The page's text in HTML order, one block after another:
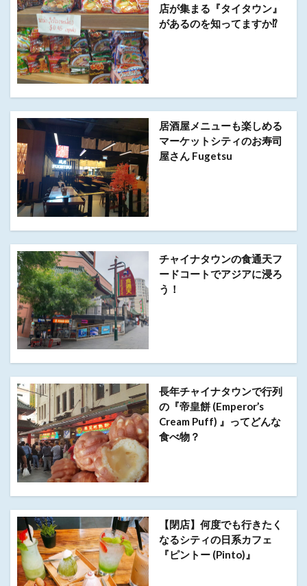
店が集まる『タイタウン』
があるのを知ってますか⁉︎
居酒屋メニューも楽しめる
マーケットシティのお寿司
屋さん Fugetsu
チャイナタウンの食通天フ
ードコートでアジアに浸ろ
う！
長年チャイナタウンで行列
の『帝皇餅 (Emperor’s
Cream Puff) 』ってどんな
食べ物？
【閉店】何度でも行きたく
なるシティの日系カフェ
『ピントー (Pinto)』